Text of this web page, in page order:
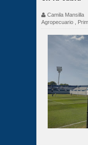
Camila Mansilla
Agropecuario